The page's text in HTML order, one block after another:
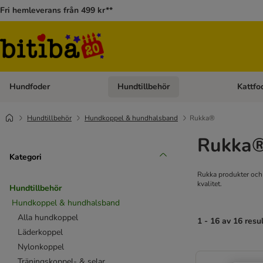
Fri hemleverans från 499 kr**
Hundfoder Open category menu: Hundfoder
Hundtillbehör Open
Hundtillbehör Hundkoppel & hundhalsband Rukka®
Kategori
Hundtillbehör
Hundkoppel & hundhalsband
Alla hundkoppel
Läderkoppel
Nylonkoppel
Rukka produkter
kvalitet.
1 - 16 av 16